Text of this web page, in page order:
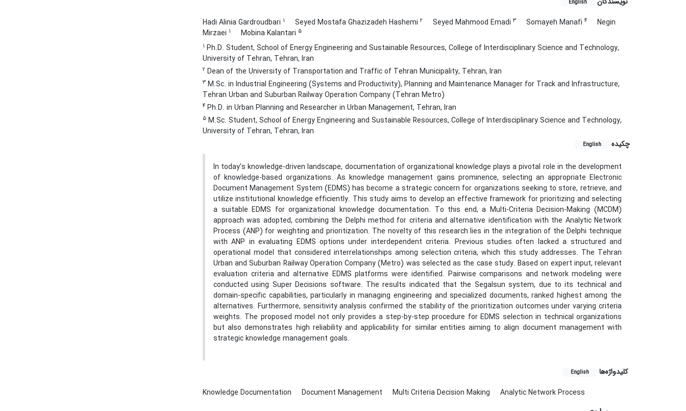
English
Hadi Alinia Gardroudbari 1 Seyed Mostafa Ghazizadeh Hashemi 2 Seyed Mahmood Emadi 3 Somayeh Manafi 4
Negin
Mirzaei 1 Mobina Kalantari 5
1 Ph.D. Student, School of Energy Engineering and Sustainable Resources, College of Interdisciplinary Science and Technology,
University of Tehran, Tehran, Iran
2 Dean of the University of Transportation and Traffic of Tehran Municipality, Tehran, Iran
3 M.Sc. in Industrial Engineering (Systems and Productivity), Planning and Maintenance Manager for Track and Infrastructure,
Tehran Urban and Suburban Railway Operation Company (Tehran Metro)
4 Ph.D. in Urban Planning and Researcher in Urban Management, Tehran, Iran
5 M.Sc. Student, School of Energy Engineering and Sustainable Resources, College of Interdisciplinary Science and Technology,
University of Tehran, Tehran, Iran
چکیده
English
In today’s knowledge-driven landscape, documentation of organizational knowledge plays a pivotal role in the development
of knowledge-based organizations. As knowledge management gains prominence, selecting an appropriate Electronic
Document Management System (EDMS) has become a strategic concern for organizations seeking to store, retrieve, and
utilize institutional knowledge efficiently. This study aims to develop an effective framework for prioritizing and selecting
a suitable EDMS for organizational knowledge documentation. To this end, a Multi-Criteria Decision-Making (MCDM)
approach was adopted, combining the Delphi method for criteria and alternative identification with the Analytic Network
Process (ANP) for weighting and prioritization. The novelty of this research lies in the integration of the Delphi technique
with ANP in evaluating EDMS options under interdependent criteria. Previous studies often lacked a structured and
operational model that considered interrelationships among selection criteria, which this study addresses. The Tehran
Urban and Suburban Railway Operation Company (Metro) was selected as the case study. Based on expert input, relevant
evaluation criteria and alternative EDMS platforms were identified. Pairwise comparisons and network modeling were
conducted using Super Decisions software. The results indicated that the Segalsun system, due to its technical and
domain-specific capabilities, particularly in managing engineering and specialized documents, ranked highest among the
alternatives. Furthermore, sensitivity analysis confirmed the stability of the prioritization outcomes under varying criteria
weights. The proposed model not only provides a step-by-step procedure for EDMS selection in technical organizations
but also demonstrates high reliability and applicability for similar entities aiming to align document management with
strategic knowledge management goals.
کلیدواژه‌ها English
Knowledge Documentation Document Management Multi Criteria Decision Making Analytic Network Process